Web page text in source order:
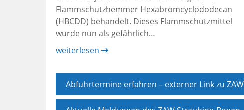
Flammschutzhemmer Hexabromcyclododecan
(HBCDD) behandelt. Dieses Flammschutzmittel
wurde nun als gefährlich…
weiterlesen
Abfuhrtermine erfahren – externer Link zu ZAW